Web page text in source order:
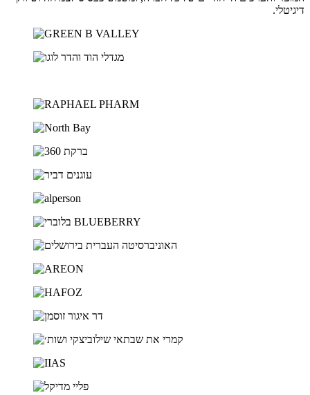
דיגיטלי.